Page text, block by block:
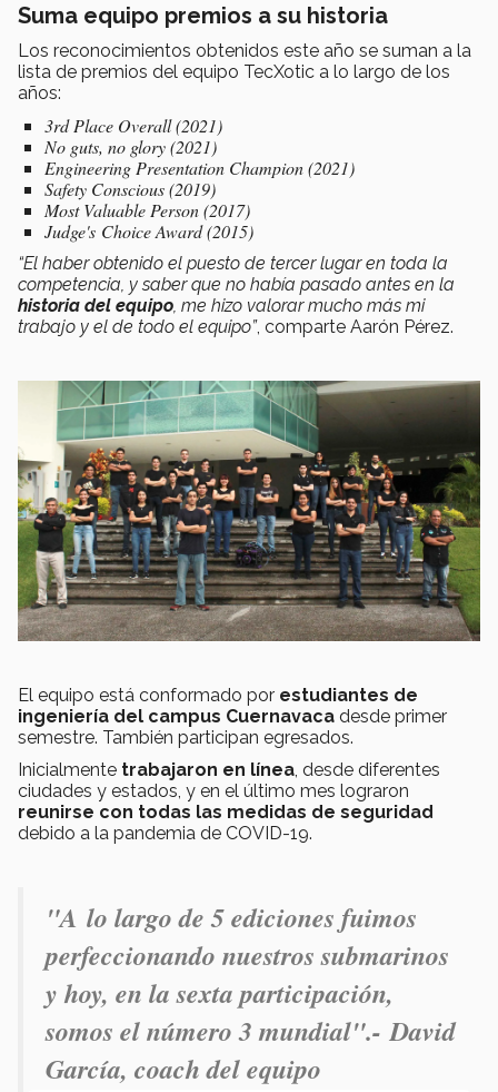
Suma equipo premios a su historia
Los reconocimientos obtenidos este año se suman a la
lista de premios del equipo TecXotic a lo largo de los
años:
3rd Place Overall (2021)
No guts, no glory (2021)
Engineering Presentation Champion (2021)
Safety Conscious (2019)
Most Valuable Person (2017)
Judge's Choice Award (2015)
“El haber obtenido el puesto de tercer lugar en toda la
competencia, y saber que no había pasado antes en la
historia del equipo , me hizo valorar mucho más mi
trabajo y el de todo el equipo”, comparte Aarón Pérez.
El equipo está conformado por estudiantes de
ingeniería del campus Cuernavaca desde primer
semestre. También participan egresados.
Inicialmente trabajaron en línea , desde diferentes
ciudades y estados, y en el último mes lograron
reunirse con todas las medidas de seguridad
debido a la pandemia de COVID-19.
"A lo largo de 5 ediciones fuimos
perfeccionando nuestros submarinos
y hoy, en la sexta participación,
somos el número 3 mundial".-David
García, coach del equipo